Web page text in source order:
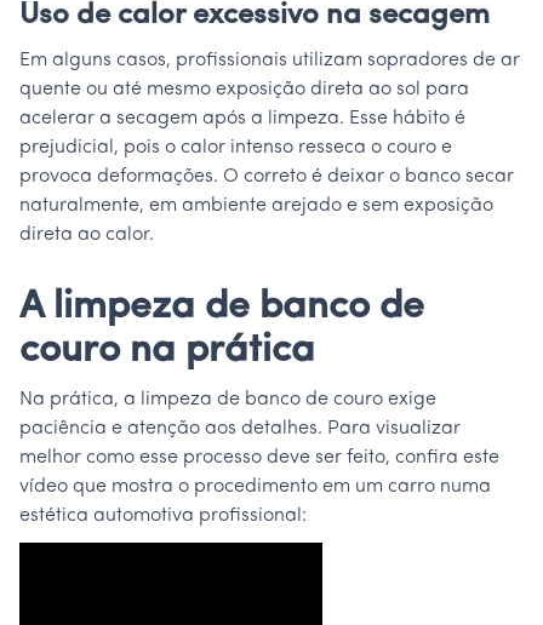
Uso de calor excessivo na secagem
Em alguns casos, profissionais utilizam sopradores de ar
quente ou até mesmo exposição direta ao sol para
acelerar a secagem após a limpeza. Esse hábito é
prejudicial, pois o calor intenso resseca o couro e
provoca deformações. O correto é deixar o banco secar
naturalmente, em ambiente arejado e sem exposição
direta ao calor.
A limpeza de banco de
couro na prática
Na prática, a limpeza de banco de couro exige
paciência e atenção aos detalhes. Para visualizar
melhor como esse processo deve ser feito, confira este
vídeo que mostra o procedimento em um carro numa
estética automotiva profissional: